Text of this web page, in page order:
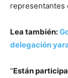
representantes
Lea también:
delegación
“Están